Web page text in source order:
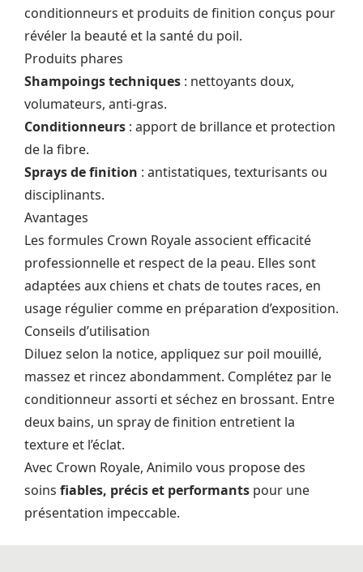
conditionneurs et produits de finition conçus pour
révéler la beauté et la santé du poil.
Produits phares
Shampoings techniques : nettoyants doux,
volumateurs, anti‑gras.
Conditionneurs : apport de brillance et protection
de la fibre.
Sprays de finition : antistatiques, texturisants ou
disciplinants.
Avantages
Les formules Crown Royale associent efficacité
professionnelle et respect de la peau. Elles sont
adaptées aux chiens et chats de toutes races, en
usage régulier comme en préparation d’exposition.
Conseils d’utilisation
Diluez selon la notice, appliquez sur poil mouillé,
massez et rincez abondamment. Complétez par le
conditionneur assorti et séchez en brossant. Entre
deux bains, un spray de finition entretient la
texture et l’éclat.
Avec Crown Royale, Animilo vous propose des
soins fiables, précis et performants pour une
présentation impeccable.